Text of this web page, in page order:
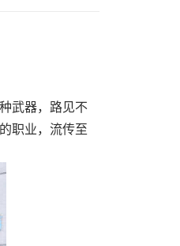
武器，路见不
职业，流传至